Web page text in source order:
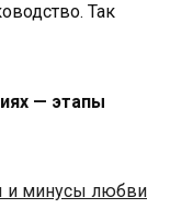
Так
— этапы
минусы любви